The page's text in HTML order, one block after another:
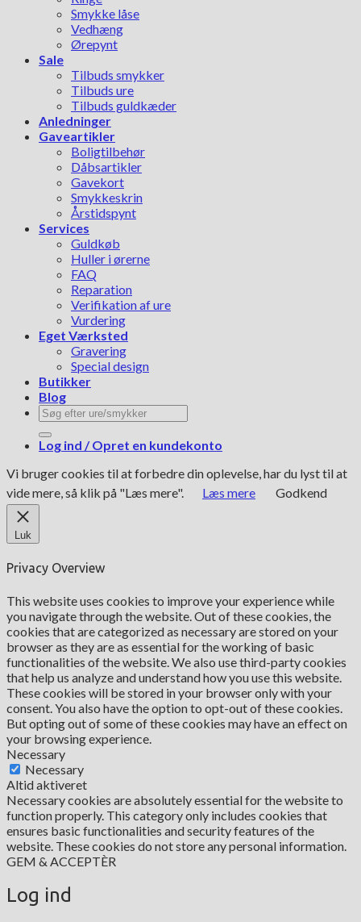
Smykke låse
Vedhæng
Ørepynt
Sale
Tilbuds smykker
Tilbuds ure
Tilbuds guldkæder
Anledninger
Gaveartikler
Boligtilbehør
Dåbsartikler
Gavekort
Smykkeskrin
Årstidspynt
Services
Guldkøb
Huller i ørerne
FAQ
Reparation
Verifikation af ure
Vurdering
Eget Værksted
Gravering
Special design
Butikker
Blog
Søg
efter:
Log ind / Opret en kundekonto
Vi bruger cookies til at forbedre din oplevelse, har du lyst til at
vide mere, så klik på "Læs mere".
Læs mere Godkend
Luk
Privacy Overview
This website uses cookies to improve your experience while
you navigate through the website. Out of these cookies, the
cookies that are categorized as necessary are stored on your
browser as they are as essential for the working of basic
functionalities of the website. We also use third-party cookies
that help us analyze and understand how you use this website.
These cookies will be stored in your browser only with your
consent. You also have the option to opt-out of these cookies.
But opting out of some of these cookies may have an effect on
your browsing experience.
Necessary
Necessary
Altid aktiveret
Necessary cookies are absolutely essential for the website to
function properly. This category only includes cookies that
ensures basic functionalities and security features of the
website. These cookies do not store any personal information.
GEM & ACCEPTÈR
Log ind